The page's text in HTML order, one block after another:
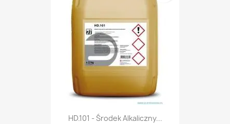
HD.101 - Środek Alkaliczny...